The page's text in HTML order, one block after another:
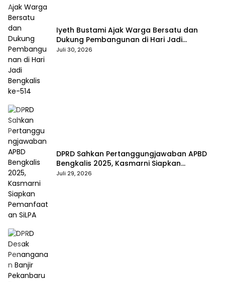
Iyeth Bustami Ajak Warga Bersatu dan
Dukung Pembangunan di Hari Jadi
Bengkalis ke-514
Juli 30, 2026
DPRD Sahkan Pertanggungjawaban APBD
Bengkalis 2025, Kasmarni Siapkan
Pemanfaatan SiLPA
Juli 29, 2026